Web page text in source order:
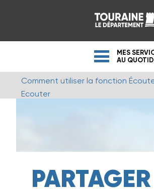
MES
AU
Comment utiliser la fonction
Ecouter
PARTAGER